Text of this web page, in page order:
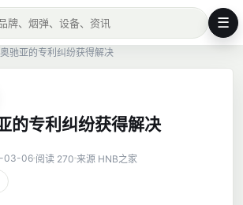
☰
驰亚的专利纠纷获得解决
的专利纠纷获得解决
03-06 阅读 270 来源 HNB之家